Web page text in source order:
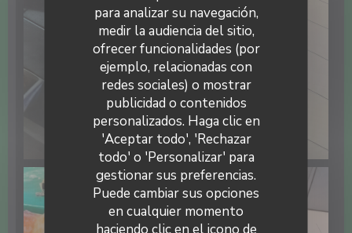
para analizar su navegación,
medir la audiencia del sitio,
ofrecer funcionalidades (por
ejemplo, relacionadas con
redes sociales) o mostrar
publicidad o contenidos
personalizados. Haga clic en
'Aceptar todo', 'Rechazar
todo' o 'Personalizar' para
gestionar sus preferencias.
Puede cambiar sus opciones
en cualquier momento
haciendo clic en el icono de
La Tablée d'ISP